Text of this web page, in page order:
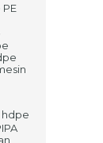
hdpe